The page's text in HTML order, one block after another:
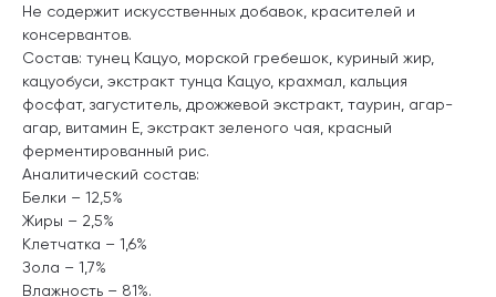
Не содержит искусственных добавок, красителей и
консервантов.
Состав: тунец Кацуо, морской гребешок, куриный жир,
кацуобуси, экстракт тунца Кацуо, крахмал, кальция
фосфат, загуститель, дрожжевой экстракт, таурин, агар-
агар, витамин Е, экстракт зеленого чая, красный
ферментированный рис.
Аналитический состав:
Белки – 12,5%
Жиры – 2,5%
Клетчатка – 1,6%
Зола – 1,7%
Влажность – 81%.